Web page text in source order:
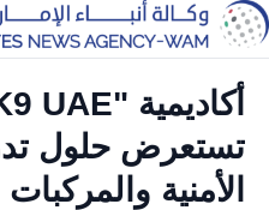
تستعرض حلول
الأمنية